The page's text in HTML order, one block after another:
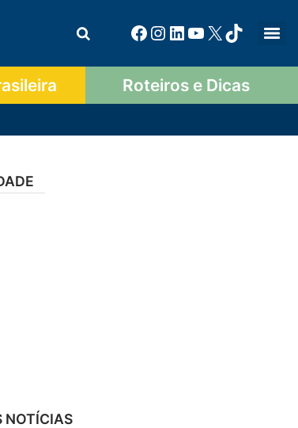
Roteiros e Dicas
NOTÍCIAS